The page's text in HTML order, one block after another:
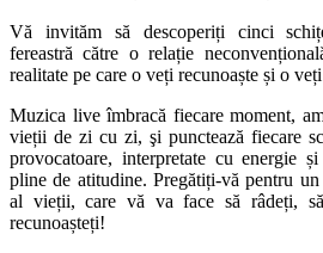
Vă invităm să descoperiți cinci
fereastră către o relație
realitate pe care o veți recunoaște și o
Muzica live îmbracă fiecare moment,
vieții de zi cu zi, şi punctează fiecare
provocatoare, interpretate cu energie
pline de atitudine. Pregătiți-vă pentru
al vieții, care vă va face să râdeți,
recunoașteți!